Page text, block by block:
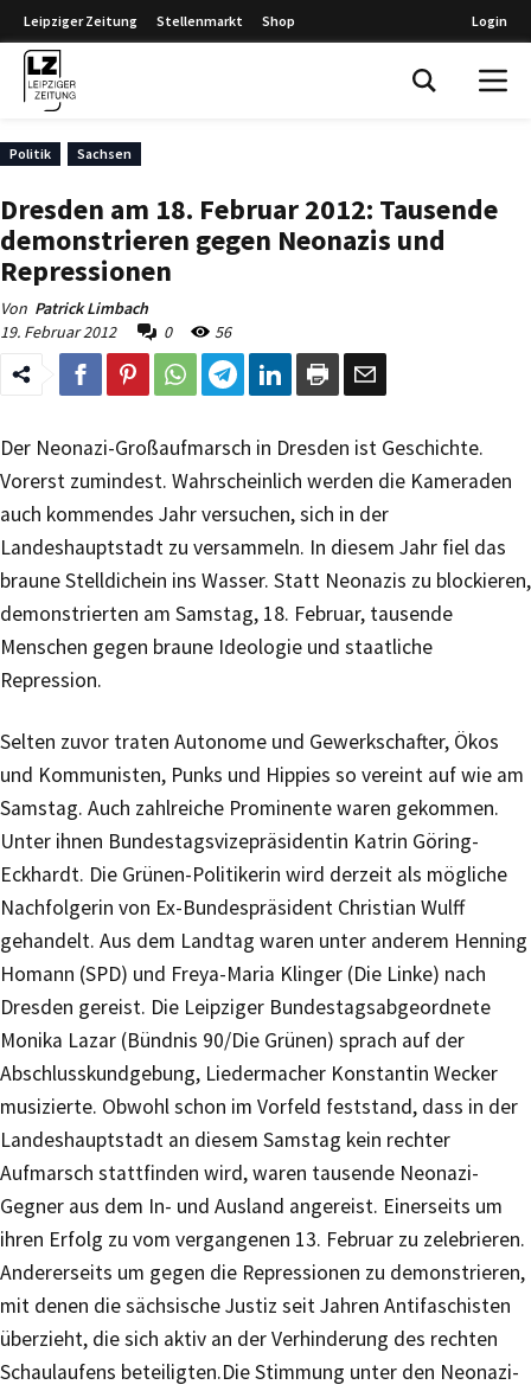
Leipziger Zeitung Stellenmarkt Shop Login
Politik Sachsen
Dresden am 18. Februar 2012: Tausende
demonstrieren gegen Neonazis und
Repressionen
Von Patrick Limbach
19. Februar 2012
0 56
Der Neonazi-Großaufmarsch in Dresden ist Geschichte.
Vorerst zumindest. Wahrscheinlich werden die Kameraden
auch kommendes Jahr versuchen, sich in der
Landeshauptstadt zu versammeln. In diesem Jahr fiel das
braune Stelldichein ins Wasser. Statt Neonazis zu blockieren,
demonstrierten am Samstag, 18. Februar, tausende
Menschen gegen braune Ideologie und staatliche
Repression.
Selten zuvor traten Autonome und Gewerkschafter, Ökos
und Kommunisten, Punks und Hippies so vereint auf wie am
Samstag. Auch zahlreiche Prominente waren gekommen.
Unter ihnen Bundestagsvizepräsidentin Katrin Göring-
Eckhardt. Die Grünen-Politikerin wird derzeit als mögliche
Nachfolgerin von Ex-Bundespräsident Christian Wulff
gehandelt. Aus dem Landtag waren unter anderem Henning
Homann (SPD) und Freya-Maria Klinger (Die Linke) nach
Dresden gereist. Die Leipziger Bundestagsabgeordnete
Monika Lazar (Bündnis 90/Die Grünen) sprach auf der
Abschlusskundgebung, Liedermacher Konstantin Wecker
musizierte. Obwohl schon im Vorfeld feststand, dass in der
Landeshauptstadt an diesem Samstag kein rechter
Aufmarsch stattfinden wird, waren tausende Neonazi-
Gegner aus dem In- und Ausland angereist. Einerseits um
ihren Erfolg zu vom vergangenen 13. Februar zu zelebrieren.
Andererseits um gegen die Repressionen zu demonstrieren,
mit denen die sächsische Justiz seit Jahren Antifaschisten
überzieht, die sich aktiv an der Verhinderung des rechten
Schaulaufens beteiligten.Die Stimmung unter den Neonazi-